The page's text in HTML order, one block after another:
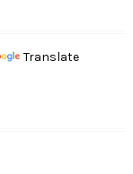
Translate